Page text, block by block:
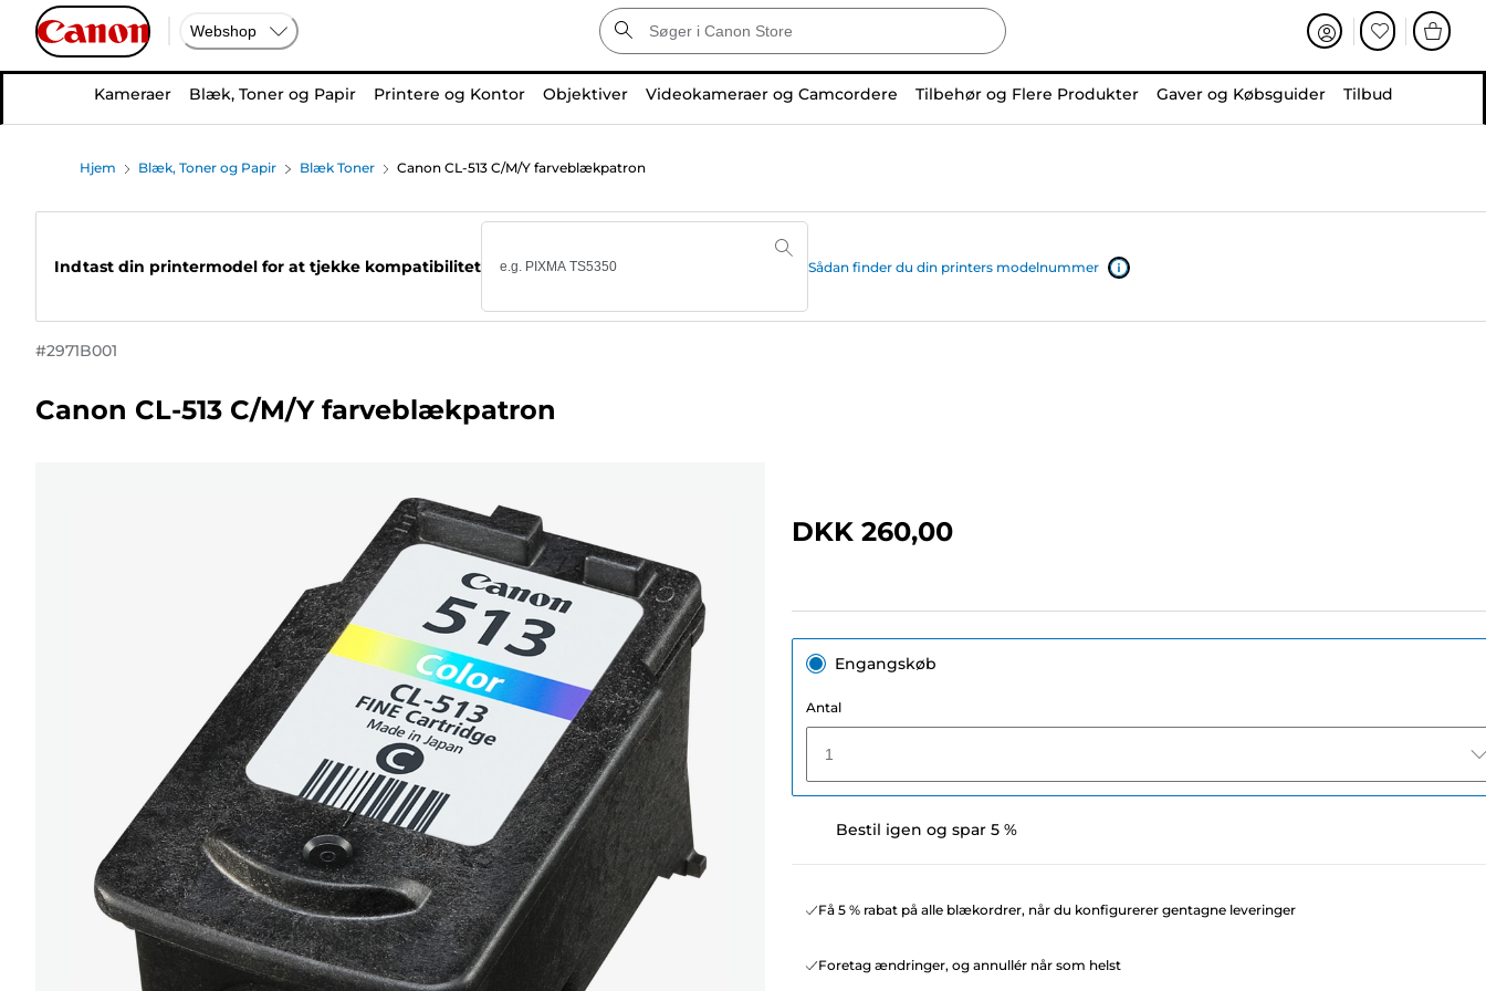
Webshop
Kameraer Blæk, Toner og Papir Printere og Kontor Objektiver Videokameraer og Camcordere Tilbehør og Flere Produkter Gaver og Købsguider Tilbud
Hjem Blæk, Toner og Papir Blæk Toner Canon CL-513 C/M/Y farveblækpatron
Indtast din printermodel for at tjekke kompatibilitet Sådan finder du din printers modelnummer
#2971B001
Canon CL-513 C/M/Y farveblækpatron
DKK 260,00
Engangskøb
Antal
1
Bestil igen og spar 5 %
Få 5 % rabat på alle blækordrer, når du konfigurerer gentagne leveringer
Foretag ændringer, og annullér når som helst